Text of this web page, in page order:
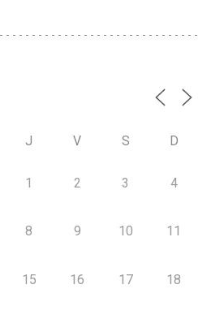
J V S D
1 2 3 4
8 9 10 11
15 16 17 18